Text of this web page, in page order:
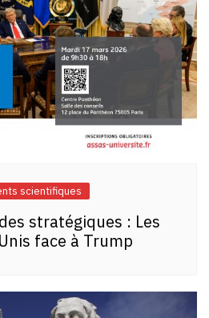
scientifiques
stratégiques : Les
face à Trump